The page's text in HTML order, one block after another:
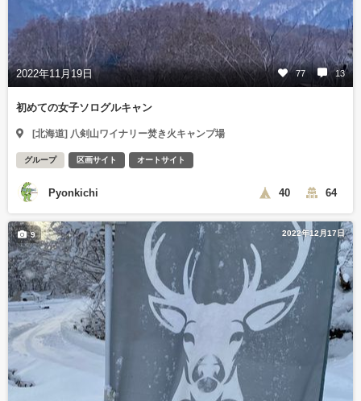
2022年11月19日 77 13
初めての女子ソログルキャン
[北海道] 八剣山ワイナリー焚き火キャンプ場
グループ 区画サイト オートサイト
Pyonkichi 40 64
2022年12月17日
9